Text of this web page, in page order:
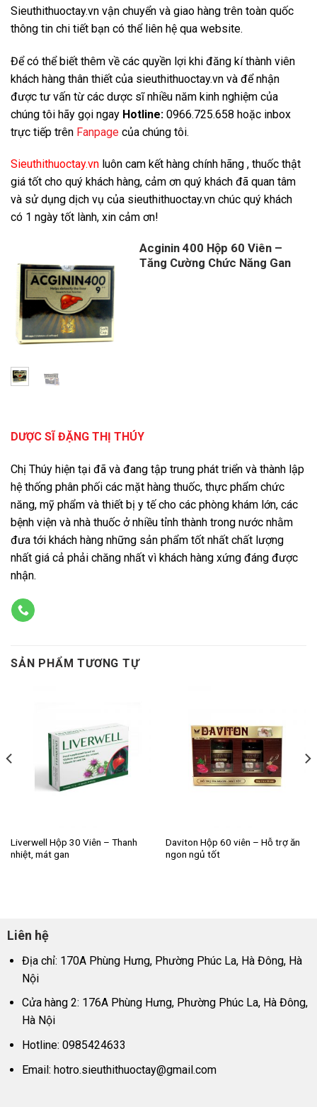
Sieuthithuoctay.vn vận chuyển và giao hàng trên toàn quốc
thông tin chi tiết bạn có thể liên hệ qua website.
Để có thể biết thêm về các quyền lợi khi đăng kí thành viên
khách hàng thân thiết của sieuthithuoctay.vn và để nhận
được tư vấn từ các dược sĩ nhiều năm kinh nghiệm của
chúng tôi hãy gọi ngay Hotline: 0966.725.658 hoặc inbox
trực tiếp trên Fanpage của chúng tôi.
Sieuthithuoctay.vn luôn cam kết hàng chính hãng , thuốc thật
giá tốt cho quý khách hàng, cảm ơn quý khách đã quan tâm
và sử dụng dịch vụ của sieuthithuoctay.vn chúc quý khách
có 1 ngày tốt lành, xin cảm ơn!
Acginin 400 Hộp 60 Viên –
Tăng Cường Chức Năng Gan
DƯỢC SĨ ĐẶNG THỊ THÚY
Chị Thúy hiện tại đã và đang tập trung phát triển và thành lập
hệ thống phân phối các mặt hàng thuốc, thực phẩm chức
năng, mỹ phẩm và thiết bị y tế cho các phòng khám lớn, các
bệnh viện và nhà thuốc ở nhiều tỉnh thành trong nước nhằm
đưa tới khách hàng những sản phẩm tốt nhất chất lượng
nhất giá cả phải chăng nhất vì khách hàng xứng đáng được
nhận.
SẢN PHẨM TƯƠNG TỰ
Liverwell Hộp 30 Viên – Thanh
nhiệt, mát gan
Daviton Hộp 60 viên – Hỗ trợ ăn
ngon ngủ tốt
Liên hệ
Địa chỉ: 170A Phùng Hưng, Phường Phúc La, Hà Đông, Hà
Nội
Cửa hàng 2: 176A Phùng Hưng, Phường Phúc La, Hà Đông,
Hà Nội
Hotline: 0985424633
Email: hotro.sieuthithuoctay@gmail.com